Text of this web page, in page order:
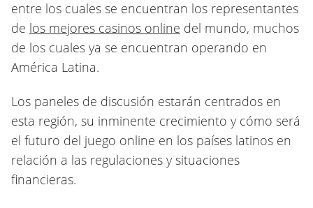
entre los cuales se encuentran los representantes
de los mejores casinos online del mundo, muchos
de los cuales ya se encuentran operando en
América Latina.
Los paneles de discusión estarán centrados en
esta región, su inminente crecimiento y cómo será
el futuro del juego online en los países latinos en
relación a las regulaciones y situaciones
financieras.